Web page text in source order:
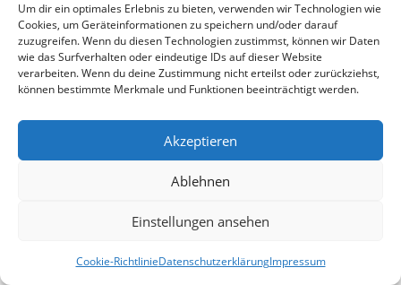
Um dir ein optimales Erlebnis zu bieten, verwenden wir Technologien wie
Cookies, um Geräteinformationen zu speichern und/oder darauf
zuzugreifen. Wenn du diesen Technologien zustimmst, können wir Daten
wie das Surfverhalten oder eindeutige IDs auf dieser Website
verarbeiten. Wenn du deine Zustimmung nicht erteilst oder zurückziehst,
können bestimmte Merkmale und Funktionen beeinträchtigt werden.
Akzeptieren
Ablehnen
Einstellungen ansehen
Cookie-RichtlinieDatenschutzerklärungImpressum
Designed byElegant Themes| Powered by
WordPress